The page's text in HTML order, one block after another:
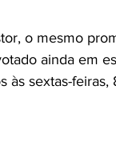
o mesmo
ainda em
sextas-